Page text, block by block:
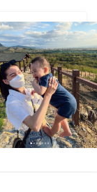
を徹底調査